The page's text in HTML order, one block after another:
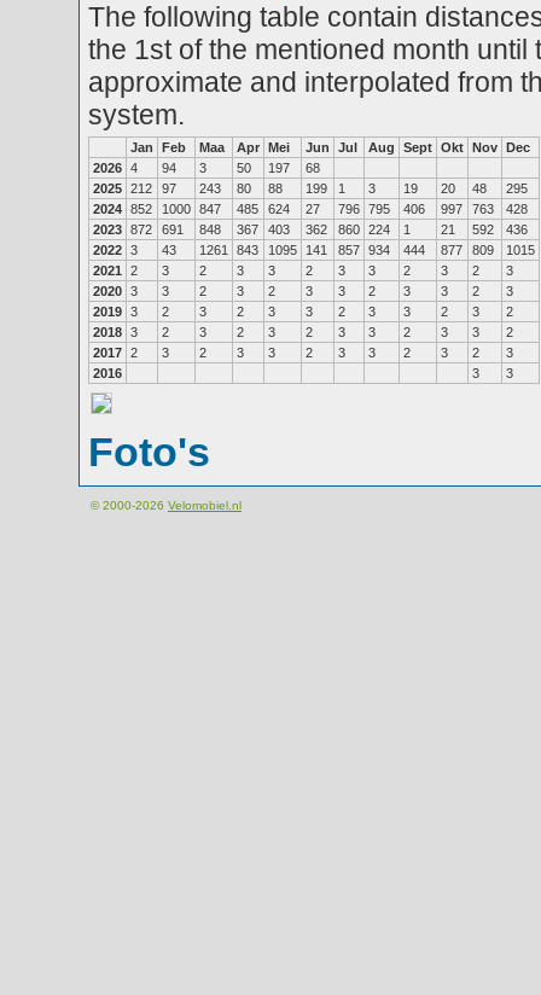
The following table contain
the 1st of the mentioned month
approximate and interpolated from
system.
Jan Feb Maa Apr Mei Jun Jul Aug Sept Okt Nov Dec
2026 4 94 3 50 197
68
2025 212 97 243 80 88 199 1 3 19 20 48
295
2024 852 1000 847 485 624 27 796 795 406 997 763
428
2023 872 691 848 367 403 362 860 224 1 21 592
436
2022 3 43 1261 843 1095 141 857 934 444 877 809
1015
2021
2 3 2 3 3 2 3 3 2 3 2
3
2020 3 3 2 3 2 3 3 2 3 3 2
3
2019 3 2 3 2 3 3 2 3 3 2 3
2
2018 3 2 3 2 3 2 3 3 2 3 3
2
2017 2 3 2 3 3 2 3 3 2 3 2
3
2016
3 3
Foto's
© 2000-2026 Velomobiel.nl